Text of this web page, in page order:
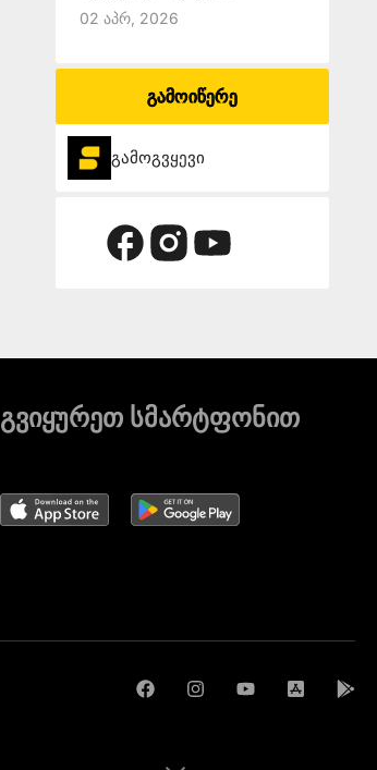
02 Აპრ, 2026
გამოიწერე
გამოგვყევი
გვიყურეთ სმარტფონით